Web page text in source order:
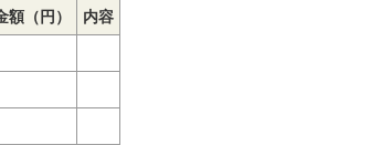
額（円） 内容